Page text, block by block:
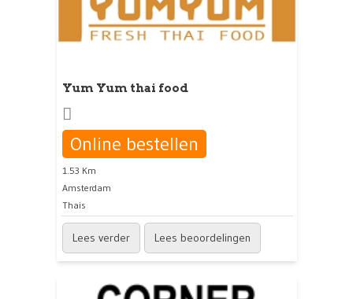
Yum Yum thai food
Online bestellen
1.53 Km
Amsterdam
Thais
Lees verder Lees beoordelingen